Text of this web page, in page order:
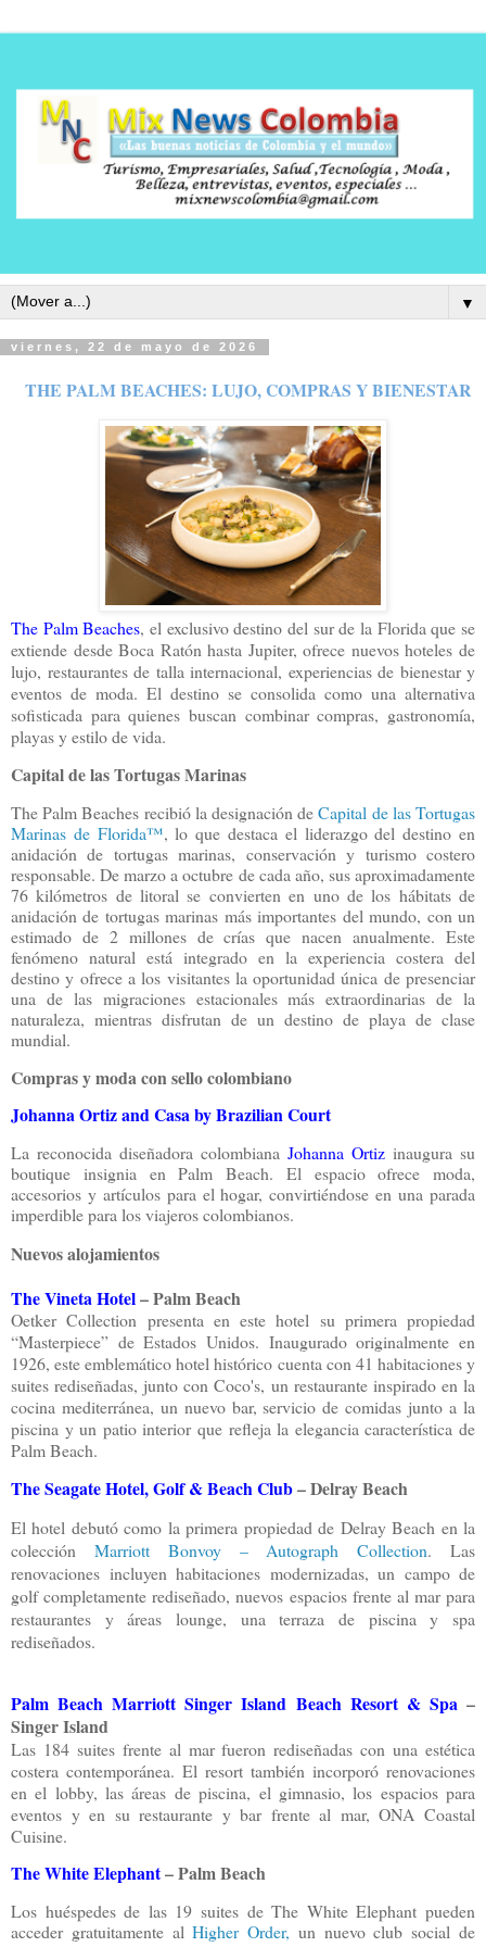
▼
viernes, 22 de mayo de 2026
THE PALM BEACHES: LUJO, COMPRAS Y BIENESTAR
The Palm Beaches, el exclusivo destino del sur de la Florida que se
extiende desde Boca Ratón hasta Jupiter, ofrece nuevos hoteles de
lujo, restaurantes de talla internacional, experiencias de bienestar y
eventos de moda. El destino se consolida como una alternativa
sofisticada para quienes buscan combinar compras, gastronomía,
playas y estilo de vida.
Capital de las Tortugas Marinas
The Palm Beaches recibió la designación deCapital de las Tortugas
Marinas de Florida™, lo que destaca el liderazgo del destino en
anidación de tortugas marinas, conservación y turismo costero
responsable. De marzo a octubre de cada año, sus aproximadamente
76 kilómetros de litoral se convierten en uno de los hábitats de
anidación de tortugas marinas más importantes del mundo, con un
estimado de 2 millones de crías que nacen anualmente. Este
fenómeno natural está integrado en la experiencia costera del
destino y ofrece a los visitantes la oportunidad única de presenciar
una de las migraciones estacionales más extraordinarias de la
naturaleza, mientras disfrutan de un destino de playa de clase
mundial.
Compras y moda con sello colombiano
Johanna Ortiz and Casa by Brazilian Court
La reconocida diseñadora colombiana Johanna Ortiz inaugura su
boutique insignia en Palm Beach. El espacio ofrece moda,
accesorios y artículos para el hogar, convirtiéndose en una parada
imperdible para los viajeros colombianos.
Nuevos alojamientos
The Vineta Hotel– Palm Beach
Oetker Collection presenta en este hotel su primera propiedad
“Masterpiece” de Estados Unidos. Inaugurado originalmente en
1926, este emblemático hotel histórico cuenta con 41 habitaciones y
suites rediseñadas, junto con Coco's, un restaurante inspirado en la
cocina mediterránea, un nuevo bar, servicio de comidas junto a la
piscina y un patio interior que refleja la elegancia característica de
Palm Beach.
The Seagate Hotel, Golf & Beach Club– Delray Beach
El hotel debutó como la primera propiedad de Delray Beach en la
colección Marriott Bonvoy – Autograph Collection.
Las
renovaciones incluyen habitaciones modernizadas, un campo de
golf completamente rediseñado, nuevos espacios frente al mar para
restaurantes y áreas lounge, una terraza de piscina y spa
rediseñados.
Palm Beach Marriott Singer Island Beach Resort & Spa–
Singer Island
Las 184 suites frente al mar fueron rediseñadas con una estética
costera contemporánea. El resort también incorporó renovaciones
en el lobby, las áreas de piscina, el gimnasio, los espacios para
eventos y en su restaurante y bar frente al mar, ONA Coastal
Cuisine.
The White Elephant– Palm Beach
Los huéspedes de las 19 suites de The White Elephant pueden
acceder gratuitamente alHigher Order, un nuevo club social de